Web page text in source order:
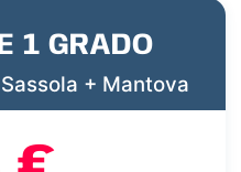
1 GRADO
+ Mantova